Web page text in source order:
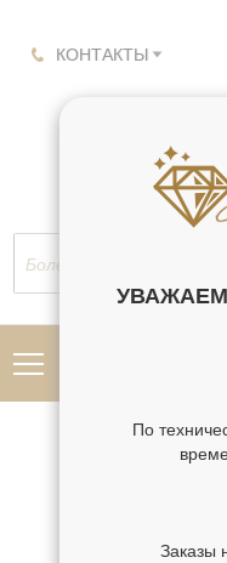
КОНТАКТЫ
По
Заказы